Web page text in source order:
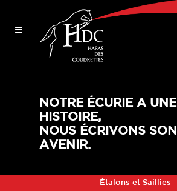
NOTRE ÉCURIE A UNE
HISTOIRE,
NOUS ÉCRIVONS SON
AVENIR.
Étalons et Saillies